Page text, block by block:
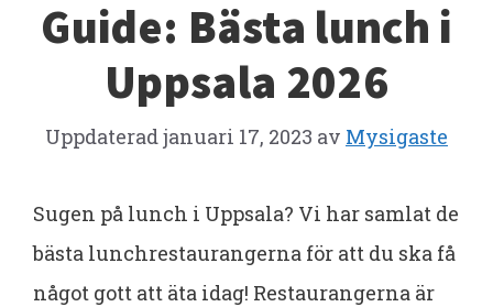
Guide: Bästa lunch i
Uppsala 2026
Uppdateradjanuari 17, 2023 av Mysigaste
Sugen på lunch i Uppsala? Vi har samlat de
bästa lunchrestaurangerna för att du ska få
något gott att äta idag! Restaurangerna är